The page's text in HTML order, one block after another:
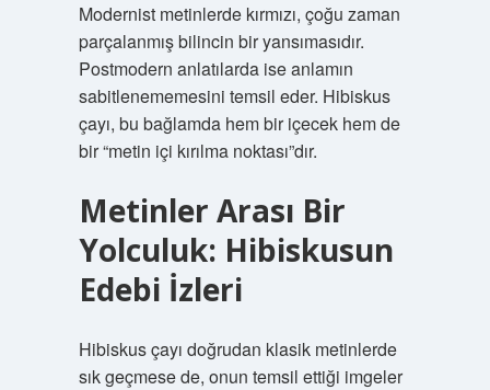
Modernist metinlerde kırmızı, çoğu zaman
parçalanmış bilincin bir yansımasıdır.
Postmodern anlatılarda ise anlamın
sabitlenememesini temsil eder. Hibiskus
çayı, bu bağlamda hem bir içecek hem de
bir “metin içi kırılma noktası”dır.
Metinler Arası Bir
Yolculuk: Hibiskusun
Edebi İzleri
Hibiskus çayı doğrudan klasik metinlerde
sık geçmese de, onun temsil ettiği imgeler